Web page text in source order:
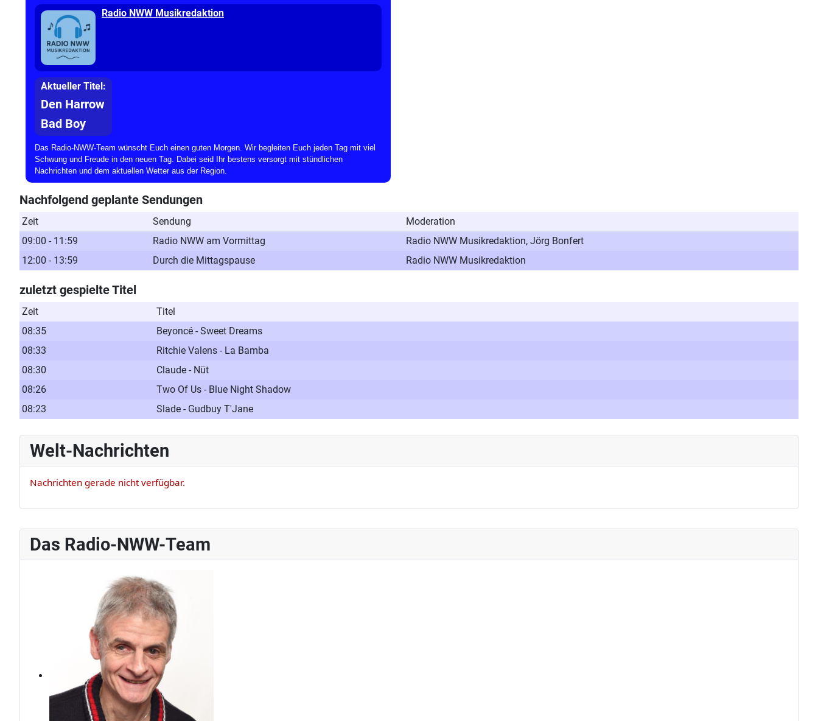
Das Radio-NWW-Team
Radio NWW Musikredaktion
Aktueller Titel:
Den Harrow
Bad Boy
Das Radio-NWW-Team wünscht Euch einen guten Morgen. Wir begleiten Euch jeden Tag mit viel
Schwung und Freude in den neuen Tag. Dabei seid Ihr bestens versorgt mit stündlichen
Nachrichten und dem aktuellen Wetter aus der Region.
Nachfolgend geplante Sendungen
Zeit Sendung
Moderation
09:00 - 11:59
Radio NWW am Vormittag
Radio NWW Musikredaktion, Jörg Bonfert
12:00 - 13:59
Durch die Mittagspause Radio NWW Musikredaktion
zuletzt gespielte Titel
Zeit
Titel
08:35
Beyoncé - Sweet Dreams
08:33
Ritchie Valens - La Bamba
08:30
Claude - Nüt
08:26
Two Of Us - Blue Night Shadow
08:23
Slade - Gudbuy T'Jane
Welt-Nachrichten
Nachrichten gerade nicht verfügbar.